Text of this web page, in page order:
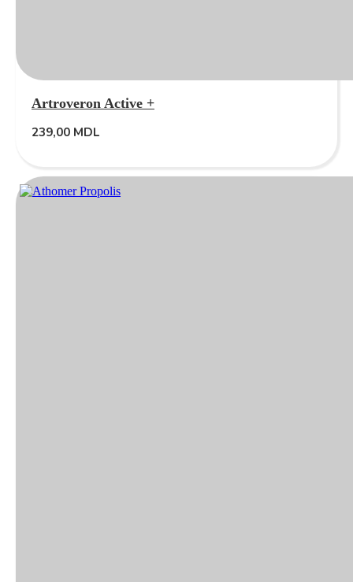
Artroveron Active +
239,00 MDL